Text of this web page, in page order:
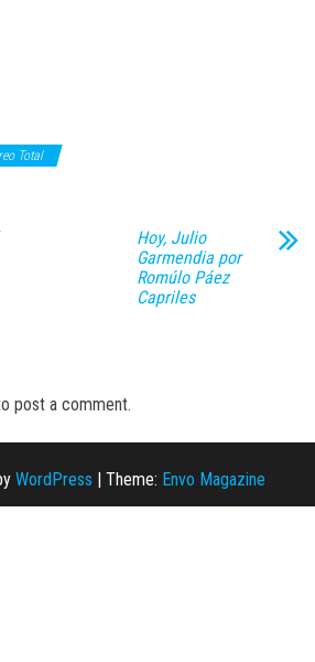
Total
Hoy, Julio
Garmendia por
Romúlo Páez
Capriles
post a comment.
WordPress | Theme: Envo Magazine